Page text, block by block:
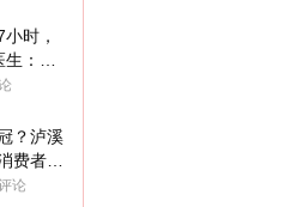
时，
：这
？泸溪
费者已
不属实
论